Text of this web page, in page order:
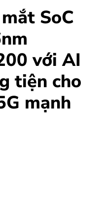
SoC
với AI
tiện cho
mạnh